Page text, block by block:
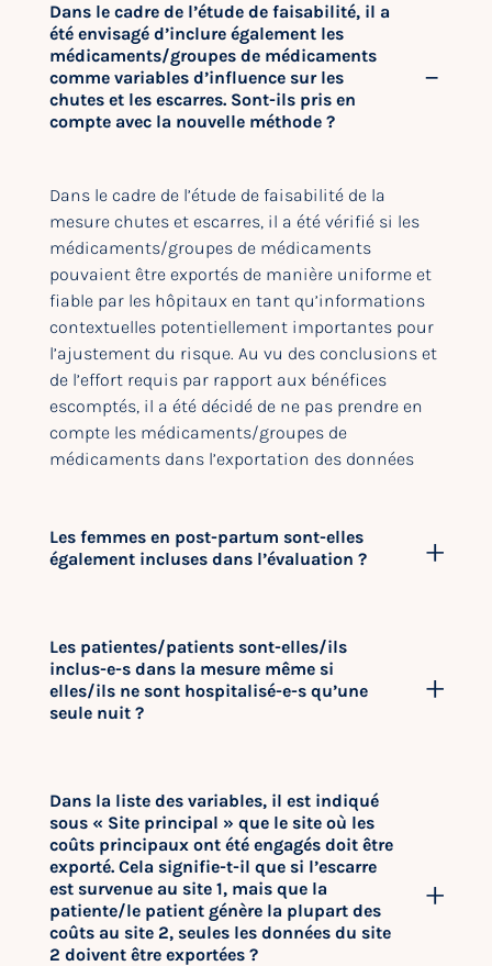
Dans le cadre de l’étude de faisabilité, il a
été envisagé d’inclure également les
médicaments/groupes de médicaments
comme variables d’influence sur les
chutes et les escarres. Sont-ils pris en
compte avec la nouvelle méthode ?
Dans le cadre de l’étude de faisabilité de la
mesure chutes et escarres, il a été vérifié si les
médicaments/groupes de médicaments
pouvaient être exportés de manière uniforme et
fiable par les hôpitaux en tant qu’informations
contextuelles potentiellement importantes pour
l’ajustement du risque. Au vu des conclusions et
de l’effort requis par rapport aux bénéfices
escomptés, il a été décidé de ne pas prendre en
compte les médicaments/groupes de
médicaments dans l’exportation des données
Les femmes en post-partum sont-elles
également incluses dans l’évaluation ?
Les patientes/patients sont-elles/ils
inclus-e-s dans la mesure même si
elles/ils ne sont hospitalisé-e-s qu’une
seule nuit ?
Dans la liste des variables, il est indiqué
sous « Site principal » que le site où les
coûts principaux ont été engagés doit être
exporté. Cela signifie-t-il que si l’escarre
est survenue au site 1, mais que la
patiente/le patient génère la plupart des
coûts au site 2, seules les données du site
2 doivent être exportées ?